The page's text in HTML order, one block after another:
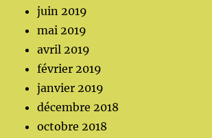
juin 2019
mai 2019
avril 2019
février 2019
janvier 2019
décembre 2018
octobre 2018